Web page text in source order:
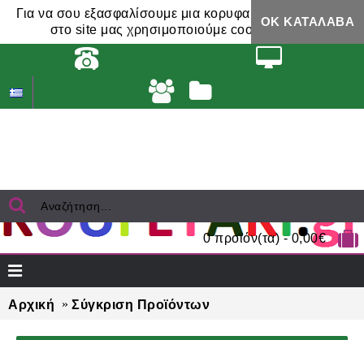
Για να σου εξασφαλίσουμε μια κορυφαία εμπειρία,
στο site μας χρησιμοποιούμε cookies.
ΟΚ ΚΑΤΆΛΑΒΑ
0 προϊόν(τα) - 0,00€
Αρχική Σύγκριση Προϊόντων